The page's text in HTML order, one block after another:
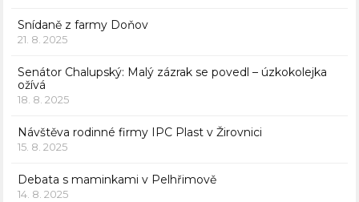
Snídaně z farmy Doňov
21. 8. 2025
Senátor Chalupský: Malý zázrak se povedl – úzkokolejka
ožívá
18. 8. 2025
Návštěva rodinné firmy IPC Plast v Žirovnici
15. 8. 2025
Debata s maminkami v Pelhřimově
14. 8. 2025